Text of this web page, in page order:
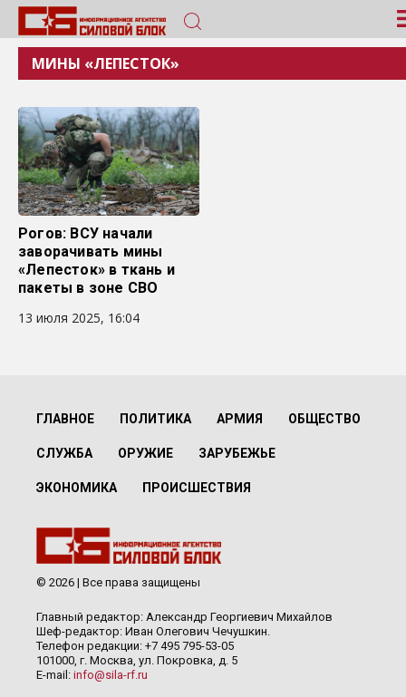
МИНЫ «ЛЕПЕСТОК»
Рогов: ВСУ начали
заворачивать мины
«Лепесток» в ткань и
пакеты в зоне СВО
13 июля 2025, 16:04
ГЛАВНОЕ ПОЛИТИКА АРМИЯ ОБЩЕСТВО
СЛУЖБА ОРУЖИЕ ЗАРУБЕЖЬЕ
ЭКОНОМИКА ПРОИСШЕСТВИЯ
© 2026 | Все права защищены
Главный редактор: Александр Георгиевич Михайлов
Шеф-редактор: Иван Олегович Чечушкин.
Телефон редакции: +7 495 795-53-05
101000, г. Москва, ул. Покровка, д. 5
E-mail: info@sila-rf.ru